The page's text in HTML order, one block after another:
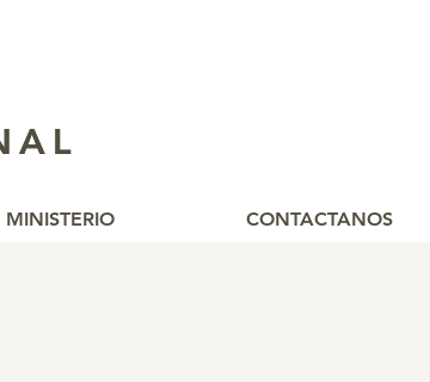
MINISTERIO CONTACTANOS